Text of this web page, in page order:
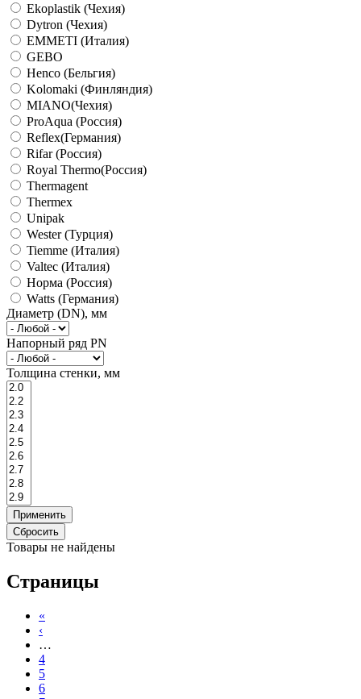
Ekoplastik (Чехия)
Dytron (Чехия)
EMMETI (Италия)
GEBO
Henco (Бельгия)
Kolomaki (Финляндия)
MIANO(Чехия)
ProAqua (Россия)
Reflex(Германия)
Rifar (Россия)
Royal Thermo(Россия)
Thermagent
Thermex
Unipak
Wester (Турция)
Tiemme (Италия)
Valtec (Италия)
Норма (Россия)
Watts (Германия)
Диаметр (DN), мм
Напорный ряд PN
Толщина стенки, мм
Товары не найдены
Страницы
«
‹
…
4
5
6